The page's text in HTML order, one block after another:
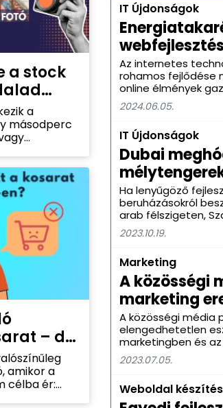
IT Újdonságok
hosting és az
optimalizált
Az internetes
rohamos fejlődése
online élmények
járult hozzá, hanem
környezeti
2024.06.05.
IT Újdonságok
Dubai
Ha lenyűgöző
beruházásokról
arab félszigeten,
Bahreinben,
most éppen az
tapasztalhatjuk a
leglenyűgözőbb
emírség, amely
és a luxusra
most egy olyan
fejlesztésen
forradalmasítja az
2000 kilométer
vasútvonal
2023.10.19.
Marketing
A közösségi
marketing
eszközök a
közönség
A közösségi média
elengedhetetlen
marketingben és
kommunikációban.
platformok, mint
lehetővé teszik a
hogy közvetlenül
2023.07.05.
Weboldal készítés
a stock
a
másodperc
számít,
A
gyakran
míg a
a
a cikkben
a
– de
amikor a
célba ér: